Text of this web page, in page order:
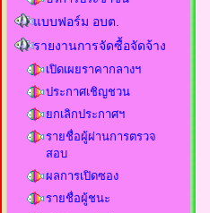
แบบฟอร์ม อบต.
รายงานการจัดซื้อจัดจ้าง
เปิดเผยราคากลางฯ
ประกาศเชิญชวน
ยกเลิกประกาศฯ
รายชื่อผู้ผ่านการตรวจ
สอบ
ผลการเปิดซอง
รายชื่อผู้ชนะ